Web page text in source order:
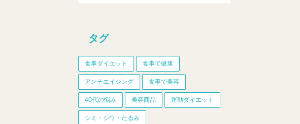
タグ
食事ダイエット 食事で健康
アンチエイジング 食事で美容
40代の悩み 美容商品 運動ダイエット
シミ・シワ・たるみ